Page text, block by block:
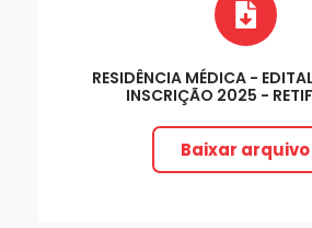
RESIDÊNCIA MÉDICA -
INSCRIÇÃO 2025 -
Baixar arquivo